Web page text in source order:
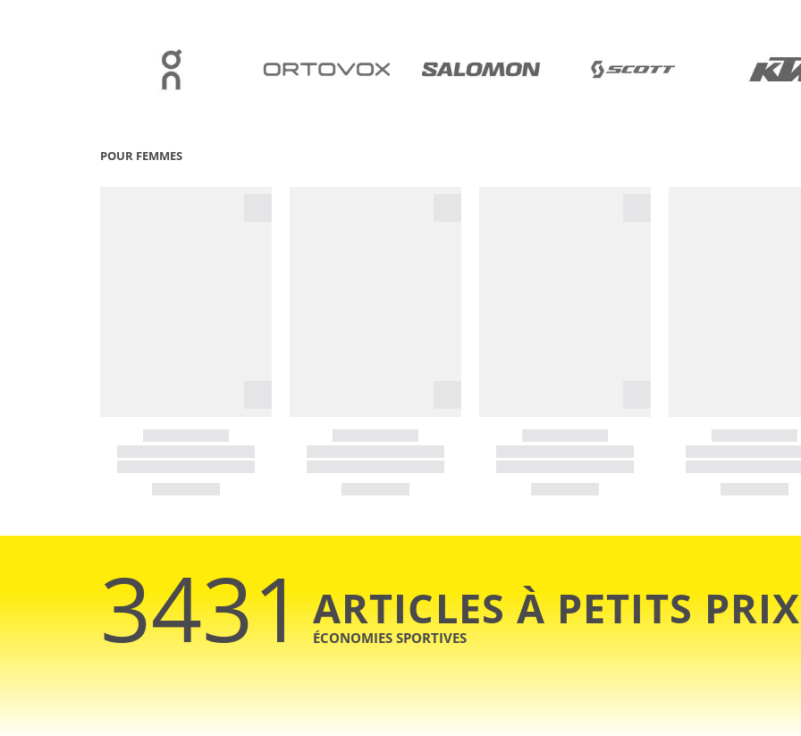
POUR FEMMES
3431ARTICLES À PETITS PRIX
ÉCONOMIES SPORTIVES